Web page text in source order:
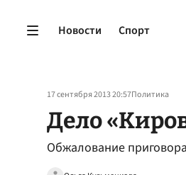
Новости Спорт
17 сентября 2013 20:57Политика
Дело
Обжалование